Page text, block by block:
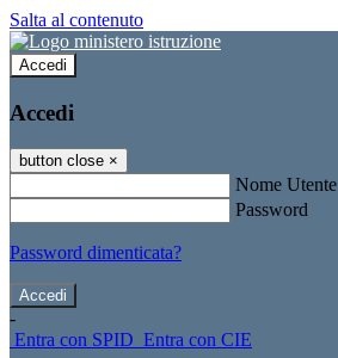
Salta al contenuto
Accedi
Accedi
button close ×
Nome Utente
Password
Password dimenticata?
-
Entra con SPID Entra con CIE